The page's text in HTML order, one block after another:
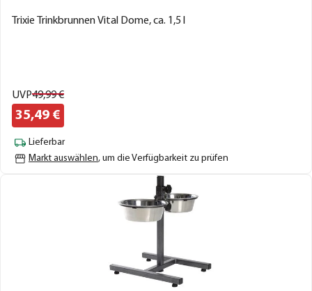
Trixie Trinkbrunnen Vital Dome, ca. 1,5 l
UVP49,99€
35,49 €
Lieferbar
Markt auswählen, um die Verfügbarkeit zu prüfen